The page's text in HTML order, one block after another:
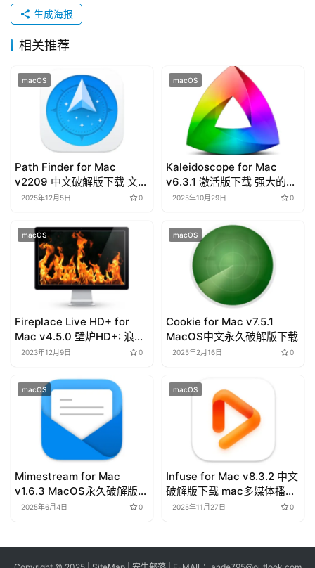
o
r
生成海报
相关推荐
macOS
Path Finder for Mac
v2209 中文破解版下载 文件
管理工具
2025年12月5日 0
macOS
Kaleidoscope for Mac
v6.3.1 激活版下载 强大的文
件比较工具
2025年10月29日 0
macOS
Fireplace Live HD+ for
Mac v4.5.0 壁炉HD+: 浪漫
屏保
2023年12月9日 0
macOS
Cookie for Mac v7.5.1
MacOS中文永久破解版下载
2025年2月16日 0
macOS
Mimestream for Mac
v1.6.3 MacOS永久破解版下
载2025年6月4日 0
macOS
Infuse for Mac v8.3.2 中文
破解版下载 mac多媒体播放
器2025年11月27日 0